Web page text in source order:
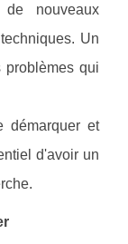
nouveaux
Un
problèmes qui
démarquer et
d'avoir un